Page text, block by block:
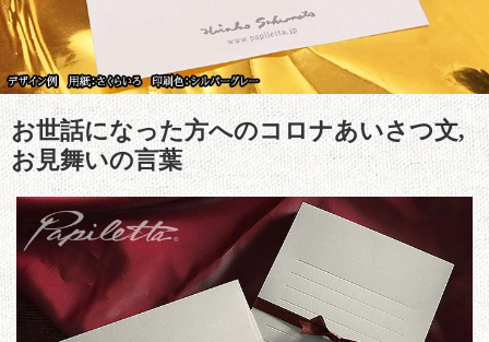
お世話になった方へのコロナあいさつ文,
お見舞いの言葉